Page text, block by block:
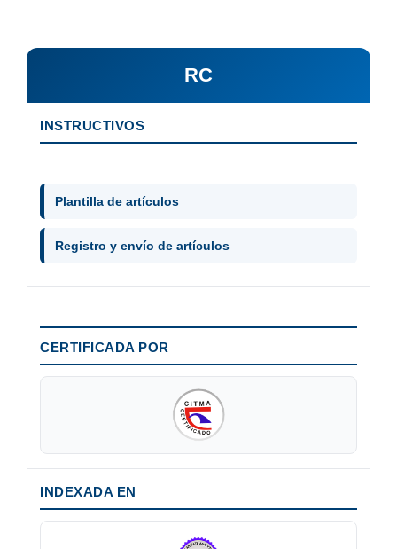
RC
INSTRUCTIVOS
Plantilla de artículos
Registro y envío de artículos
CERTIFICADA POR
INDEXADA EN